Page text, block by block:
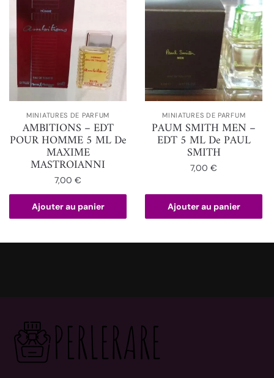
MINIATURES DE PARFUM
AMBITIONS – EDT
POUR HOMME 5 ML De
MAXIME
MASTROIANNI
7,00€
Ajouter au panier
MINIATURES DE PARFUM
PAUM SMITH MEN –
EDT 5 ML De PAUL
SMITH
7,00€
Ajouter au panier